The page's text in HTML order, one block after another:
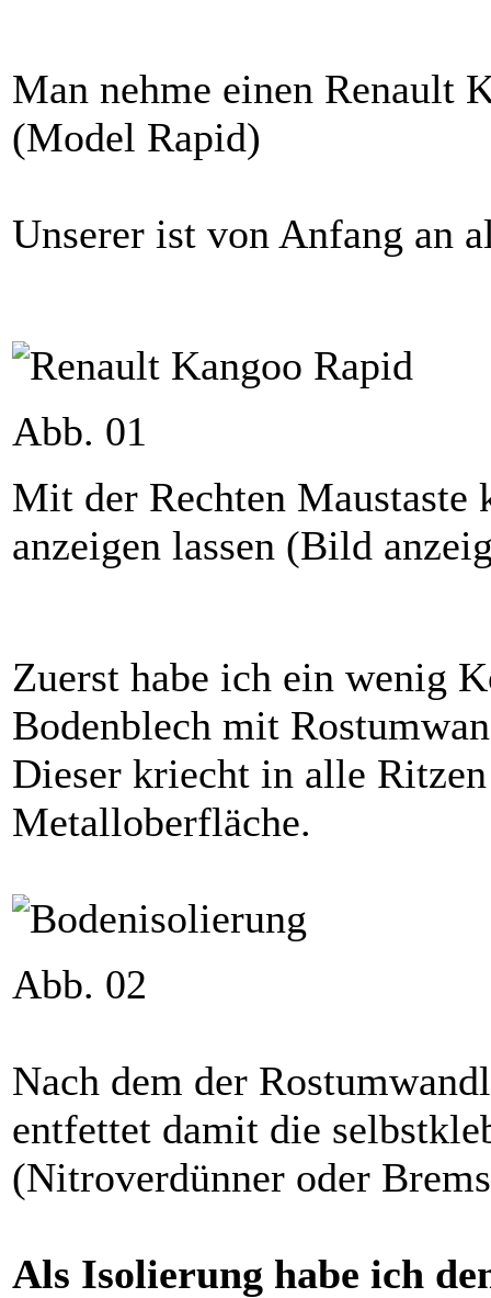
Man nehme einen Renault
(Model Rapid)
Unserer ist von Anfang an
Abb. 01
Mit der Rechten Maustaste
anzeigen lassen (Bild
Zuerst habe ich ein wenig
Bodenblech mit
Dieser kriecht in alle
Metalloberfläche.
Abb. 02
Nach dem der
entfettet damit die
(Nitroverdünner oder
Als Isolierung habe ich